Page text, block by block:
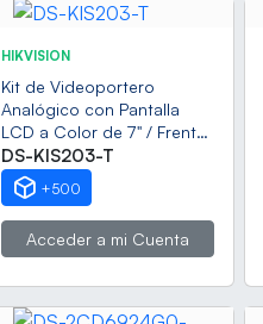
HIKVISION
Kit de Videoportero
Analógico con Pantalla
LCD a Color de 7" / Frente
de Calle para Exterior IP65
/ Salida de Relevador
DS-KIS203-T
+500
Acceder a mi Cuenta